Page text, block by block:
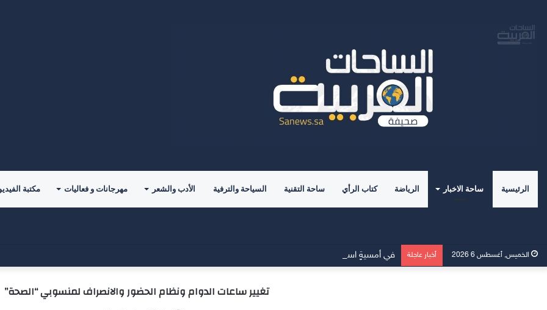
الرئيسية ساحة الاخبار الرياضة كتاب الرأي ساحة التقنية السياحة والترفية الأدب والشعر مهرجانات و فعاليات مكتبة
الخميس, أغسطس 6 2026 أخبار عاجلة في أمسيةٍ استثنائية.. “القيم العليا” تقود المشاركين نحو إعادة تعريف معايير اختيار شريك الحياة
تغيير ساعات الدوام ونظام الحضور والانصراف لمنسوبي “الصحة”